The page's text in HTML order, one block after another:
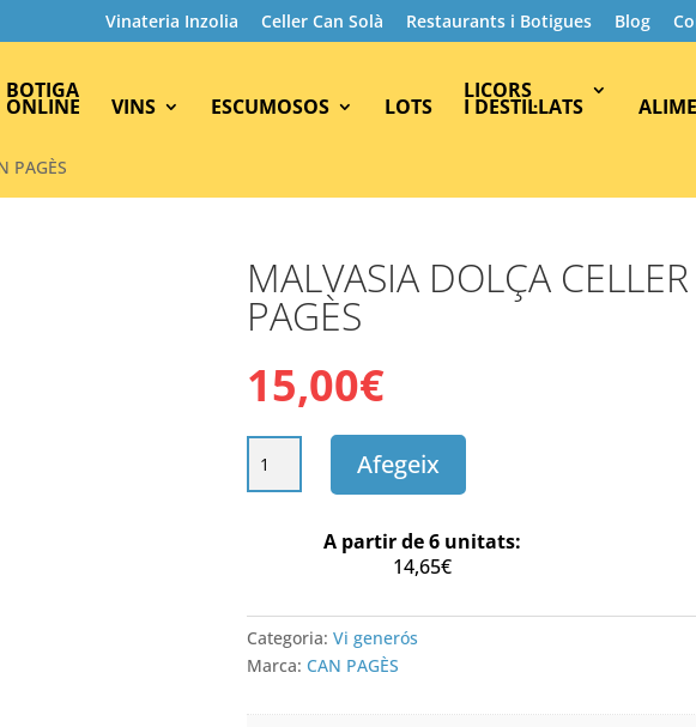
Vinateria Inzolia Celler Can Solà Restaurants i Botigues Blog
BOTIGA
ONLINE VINS ESCUMOSOS LOTS
LICORS
I DESTIL·LATS
search
PAGÈS
MALVASIA DOLÇA
PAGÈS
15,00€
de
PAGÈS
Afegeix
A partir de 6 unitats:
14,65€
Categoria: Vi generós
Marca: CAN PAGÈS